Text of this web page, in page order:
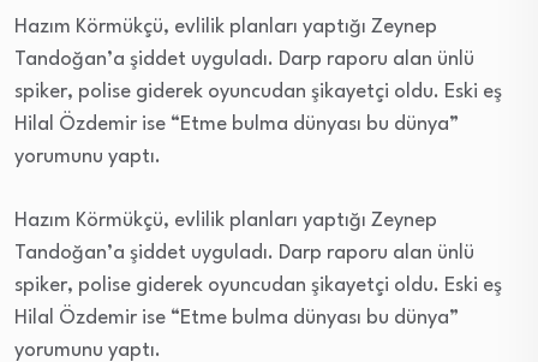
Hazım Körmükçü, evlilik planları yaptığı Zeynep
Tandoğan’a şiddet uyguladı. Darp raporu alan ünlü
spiker, polise giderek oyuncudan şikayetçi oldu. Eski eş
Hilal Özdemir ise “Etme bulma dünyası bu dünya”
yorumunu yaptı.
Hazım Körmükçü, evlilik planları yaptığı Zeynep
Tandoğan’a şiddet uyguladı. Darp raporu alan ünlü
spiker, polise giderek oyuncudan şikayetçi oldu. Eski eş
Hilal Özdemir ise “Etme bulma dünyası bu dünya”
yorumunu yaptı.